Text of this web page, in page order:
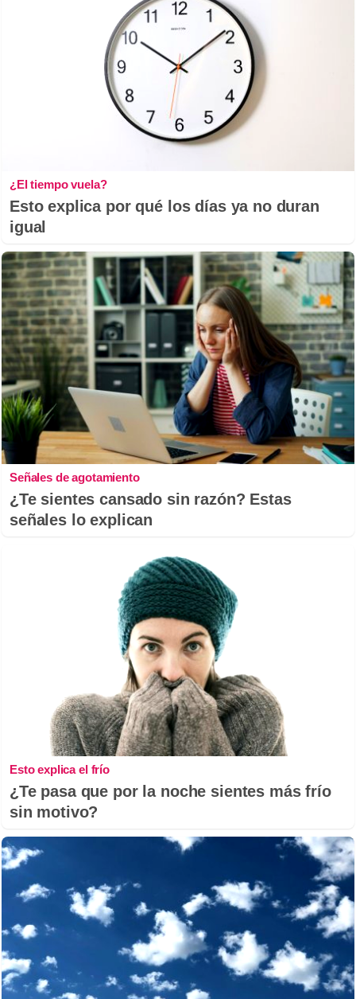
¿El tiempo vuela?
Esto explica por qué los días ya no duran
igual
Señales de agotamiento
¿Te sientes cansado sin razón? Estas
señales lo explican
Esto explica el frío
¿Te pasa que por la noche sientes más frío
sin motivo?